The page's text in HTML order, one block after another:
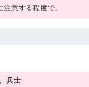
意する程度で。
兵士